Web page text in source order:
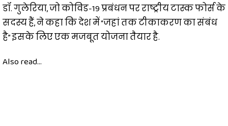
डॉ. गुलेरिया, जो कोविड-19 प्रबंधन पर राष्ट्रीय टास्क फोर्स के
सदस्य हैं, ने कहा कि देश में “जहां तक ​​टीकाकरण का संबंध
है” इसके लिए एक मजबूत योजना तैयार है.
Also read...